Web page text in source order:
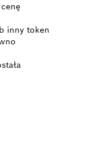
inny token